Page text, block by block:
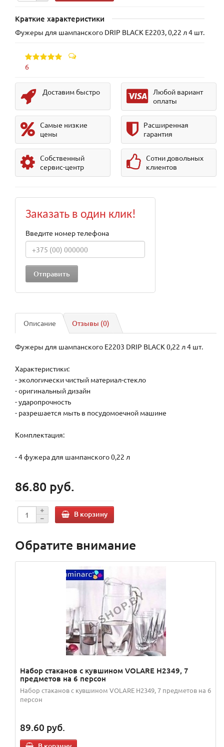
Краткие характеристики
Фужеры для шампанского DRIP BLACK E2203, 0,22 л 4 шт.
6
Доставим быстро
Любой вариант
оплаты
Самые низкие
цены
Расширенная
гарантия
Собственный
сервис-центр
Сотни довольных
клиентов
Заказать в один клик!
Введите номер телефона
Описание Отзывы (0)
Фужеры для шампанского E2203 DRIP BLACK 0,22 л 4 шт.
Характеристики:
- экологически чистый материал-стекло
- оригинальный дизайн
- ударопрочность
- разрешается мыть в посудомоечной машине
Кoмплектация:
- 4 фужера для шампанского 0,22 л
86.80 руб.
В корзину
Обратите внимание
Набор стаканов с кувшином VOLARE H2349, 7
предметов на 6 персон
Набор стаканов с кувшином VOLARE H2349, 7 предметов на 6
персон
89.60 руб.